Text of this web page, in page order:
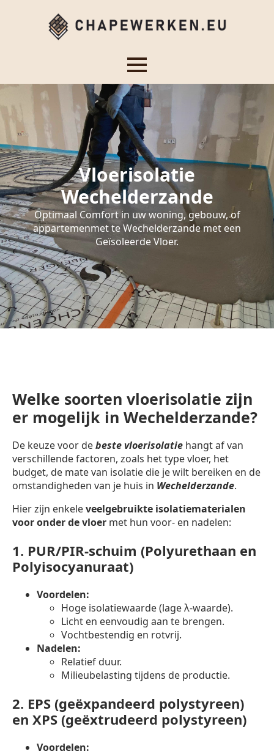
Vloerisolatie
Wechelderzande
Optimaal Comfort in uw woning, gebouw, of
appartemenmet te Wechelderzande met een
Geïsoleerde Vloer.
Welke soorten vloerisolatie zijn
er mogelijk in Wechelderzande?
De keuze voor debeste vloerisolatie hangt af van
verschillende factoren, zoals het type vloer, het
budget, de mate van isolatie die je wilt bereiken en de
omstandigheden van je huis in Wechelderzande.
Hier zijn enkeleveelgebruikte isolatiematerialen
voor onder de vloer met hun voor- en nadelen:
1. PUR/PIR-schuim (Polyurethaan en
Polyisocyanuraat)
Voordelen:
Hoge isolatiewaarde (lage λ-waarde).
Licht en eenvoudig aan te brengen.
Vochtbestendig en rotvrij.
Nadelen:
Relatief duur.
Milieubelasting tijdens de productie.
2. EPS (geëxpandeerd polystyreen)
en XPS (geëxtrudeerd polystyreen)
Voordelen: